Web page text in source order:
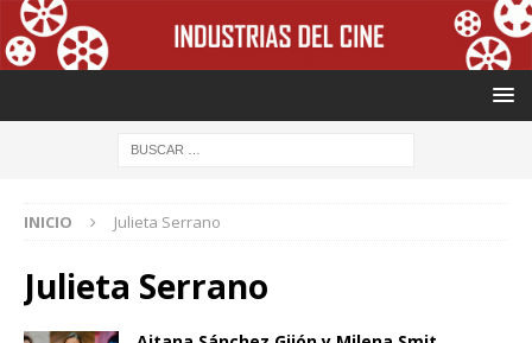
INICIO Julieta Serrano
Julieta Serrano